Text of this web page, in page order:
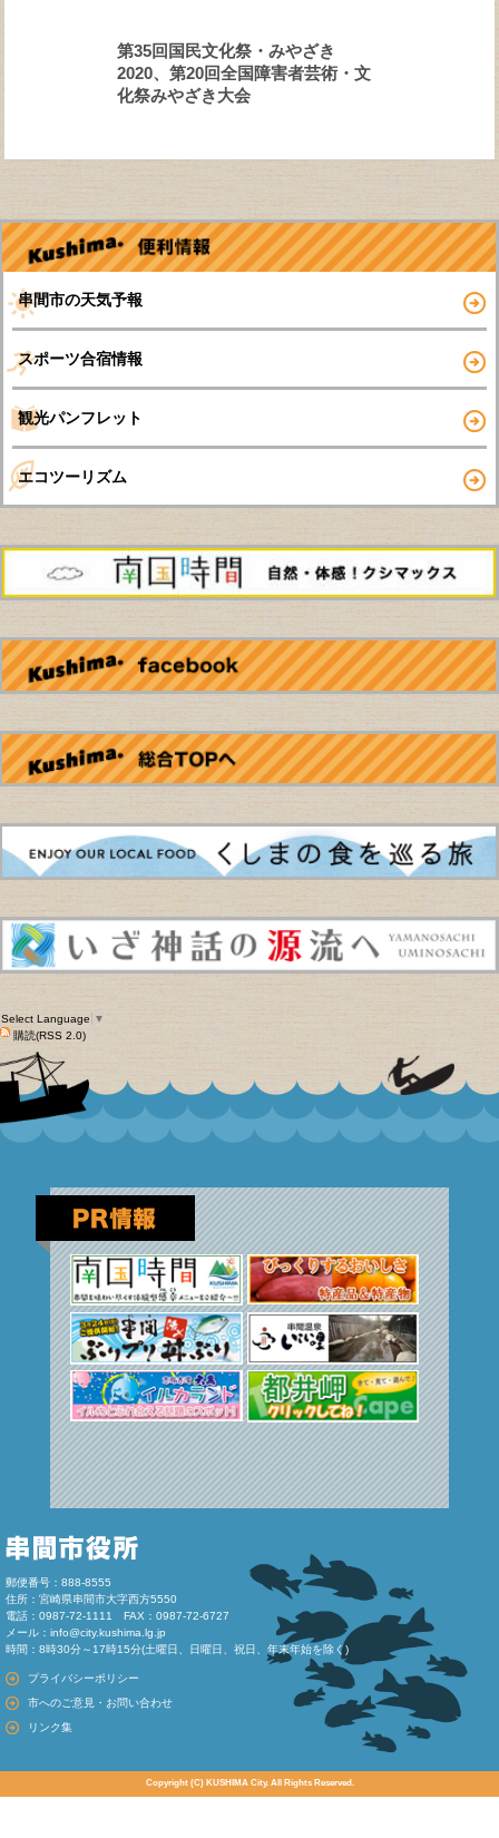
第35回国民文化祭・みやざき
2020、第20回全国障害者芸術・文
化祭みやざき大会
串間市の天気予報
スポーツ合宿情報
観光パンフレット
エコツーリズム
Select Language ▼
購読(RSS 2.0)
郵便番号：888-8555
住所：宮崎県串間市大字西方5550
電話：0987-72-1111 FAX：0987-72-6727
メール： info@city.kushima.lg.jp
時間：8時30分～17時15分(土曜日、日曜日、祝日、年末年始を除く)
プライバシーポリシー
市へのご意見・お問い合わせ
リンク集
Copyright (C) KUSHIMA City. All Rights Reserved.